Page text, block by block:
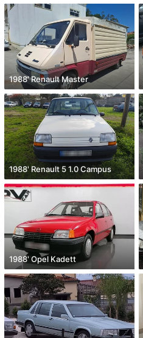
1988' Renault Master
1988' Renault 5 1.0 Campus
1988' Opel Kadett